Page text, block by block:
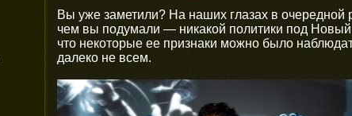
Вы уже заметили? На наших глазах в очередной
чем вы подумали — никакой политики под
что некоторые ее признаки можно было
далеко не всем.